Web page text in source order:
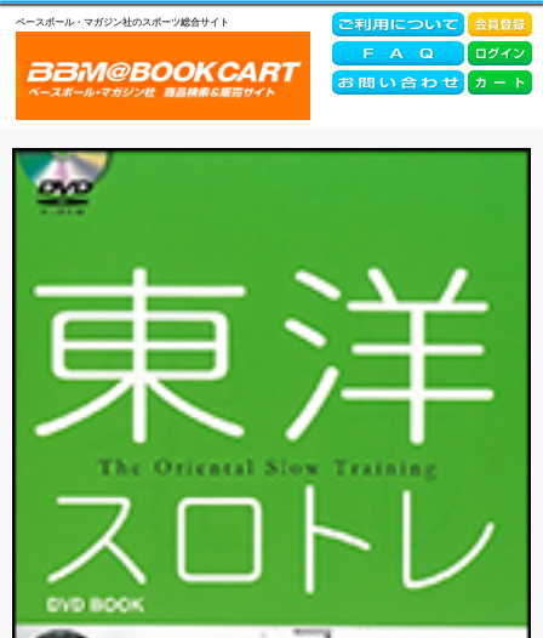
ベースボール・マガジン社のスポーツ総合サイト